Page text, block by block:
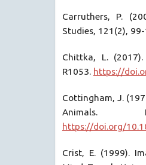
Carruthers, P.
Studies, 121(2),
Chittka, L.
R1053. https://
Cottingham, J.
Animals.
https://doi.org/
Crist, E. (1999).